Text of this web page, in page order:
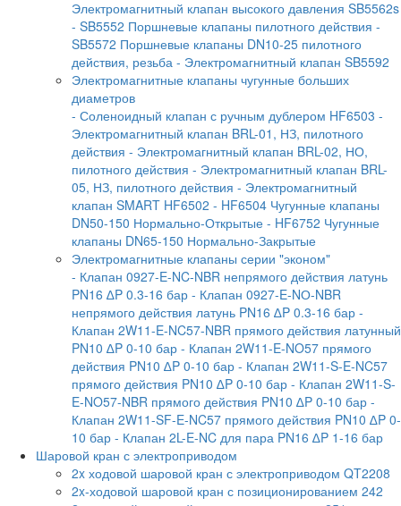
Электромагнитный клапан высокого давления SB5562s
- SB5552 Поршневые клапаны пилотного действия -
SB5572 Поршневые клапаны DN10-25 пилотного
действия, резьба - Электромагнитный клапан SB5592
Электромагнитные клапаны чугунные больших
диаметров
- Соленоидный клапан с ручным дублером HF6503 -
Электромагнитный клапан BRL-01, НЗ, пилотного
действия - Электромагнитный клапан BRL-02, НО,
пилотного действия - Электромагнитный клапан BRL-
05, НЗ, пилотного действия - Электромагнитный
клапан SMART HF6502 - HF6504 Чугунные клапаны
DN50-150 Нормально-Открытые - HF6752 Чугунные
клапаны DN65-150 Нормально-Закрытые
Электромагнитные клапаны серии "эконом"
- Клапан 0927-E-NC-NBR непрямого действия латунь
PN16 ∆P 0.3-16 бар - Клапан 0927-E-NО-NBR
непрямого действия латунь PN16 ∆P 0.3-16 бар -
Клапан 2W11-E-NC57-NBR прямого действия латунный
PN10 ∆P 0-10 бар - Клапан 2W11-E-NO57 прямого
действия PN10 ∆P 0-10 бар - Клапан 2W11-S-E-NC57
прямого действия PN10 ∆P 0-10 бар - Клапан 2W11-S-
E-NO57-NBR прямого действия PN10 ∆P 0-10 бар -
Клапан 2W11-SF-E-NC57 прямого действия PN10 ∆P 0-
10 бар - Клапан 2L-E-NC для пара PN16 ∆P 1-16 бар
Шаровой кран с электроприводом
2x ходовой шаровой кран с электроприводом QT2208
2x-ходовой шаровой кран с позиционированием 242